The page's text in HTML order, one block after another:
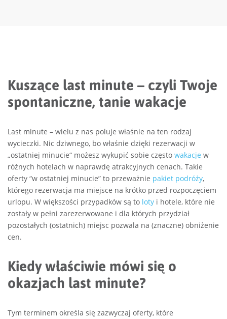
Kuszące last minute – czyli Twoje
spontaniczne, tanie wakacje
Last minute – wielu z nas poluje właśnie na ten rodzaj
wycieczki. Nic dziwnego, bo właśnie dzięki rezerwacji w
„ostatniej minucie“ możesz wykupić sobie często wakacje w
różnych hotelach w naprawdę atrakcyjnych cenach. Takie
oferty “w ostatniej minucie” to przeważnie pakiet podróży,
którego rezerwacja ma miejsce na krótko przed rozpoczęciem
urlopu. W większości przypadków są to loty i hotele, które nie
zostały w pełni zarezerwowane i dla których przydział
pozostałych (ostatnich) miejsc pozwala na (znaczne) obniżenie
cen.
Kiedy właściwie mówi się o
okazjach last minute?
Tym terminem określa się zazwyczaj oferty, które